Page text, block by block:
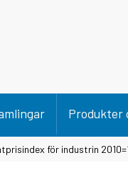
Produkter
för industrin